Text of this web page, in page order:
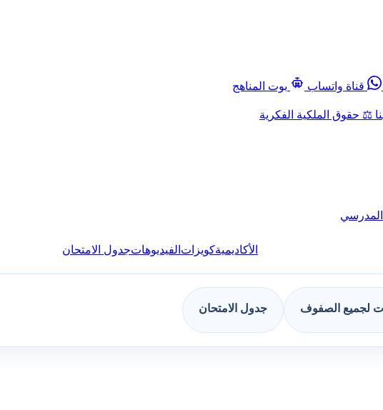
قناة واتساب
بوت المناهج
⚖️ حقوق الملكية الفكرية
المدرسي
الأكاديميةكويزات الفيديوهاتجدول الامتحان
لجميع الصفوف جدول الامتحان